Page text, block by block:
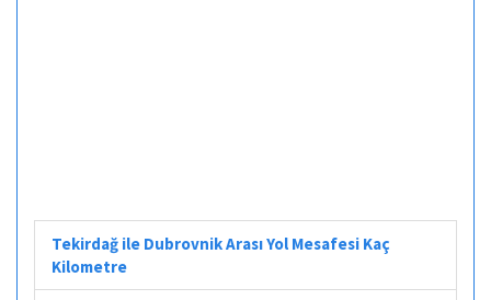
Tekirdağ ile Dubrovnik Arası Yol Mesafesi Kaç
Kilometre